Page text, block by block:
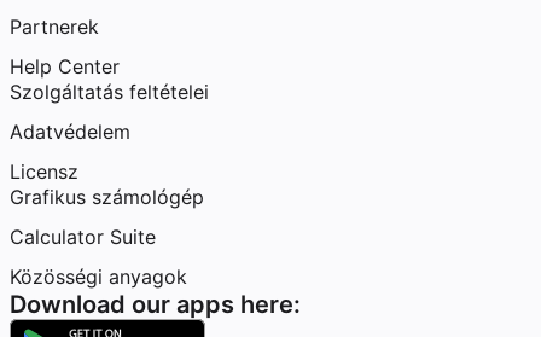
Partnerek
Help Center
Szolgáltatás feltételei
Adatvédelem
Licensz
Grafikus számológép
Calculator Suite
Közösségi anyagok
Download our apps here: